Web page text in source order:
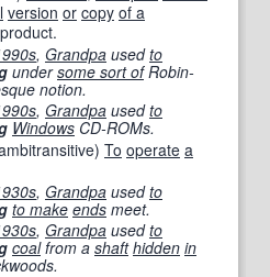
version or copy of a
product.
, Grandpa usedto
undersome sort ofRobin-
notion.
, Grandpa usedto
Windows CD-ROMs.
) To operate a
, Grandpa usedto
to make ends meet.
, Grandpa usedto
coalfrom a shaft hidden in